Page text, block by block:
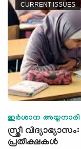
CURRENT ISSUES
ഇര്‍ശാന അയ്യനാരി
സ്ത്രീ
പ്രതീക്ഷകള്‍